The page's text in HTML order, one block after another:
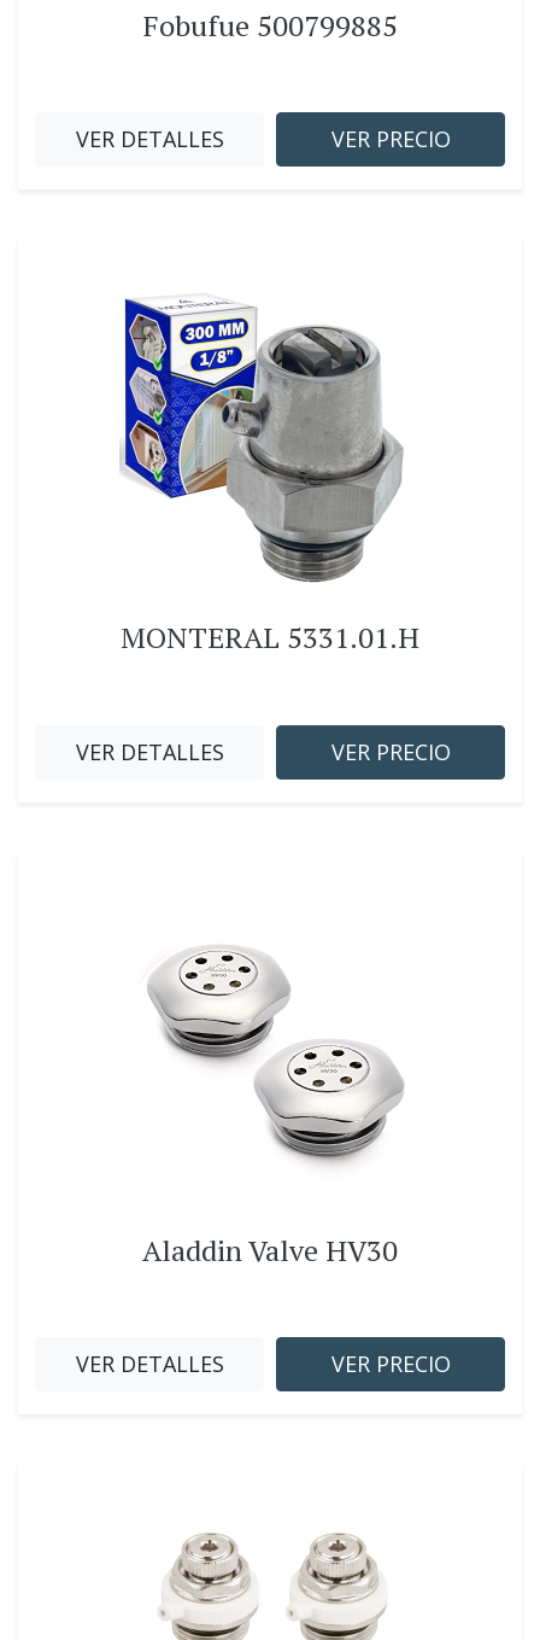
Fobufue 500799885
VER DETALLES VER PRECIO
MONTERAL 5331.01.H
VER DETALLES VER PRECIO
Aladdin Valve HV30
VER DETALLES VER PRECIO